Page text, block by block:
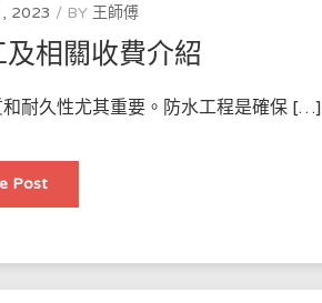
2023 BY 王師傅
相關收費介紹
耐久性尤其重要。防水工程是確保 […]
Post香
防
程
工